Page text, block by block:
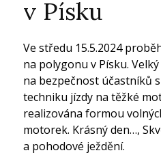
v Písku
Ve středu 15.5.2024
na polygonu v Písku.
na bezpečnost účastníků
techniku jízdy na těžké
realizována formou
motorek. Krásný den…,
a pohodové ježdění.